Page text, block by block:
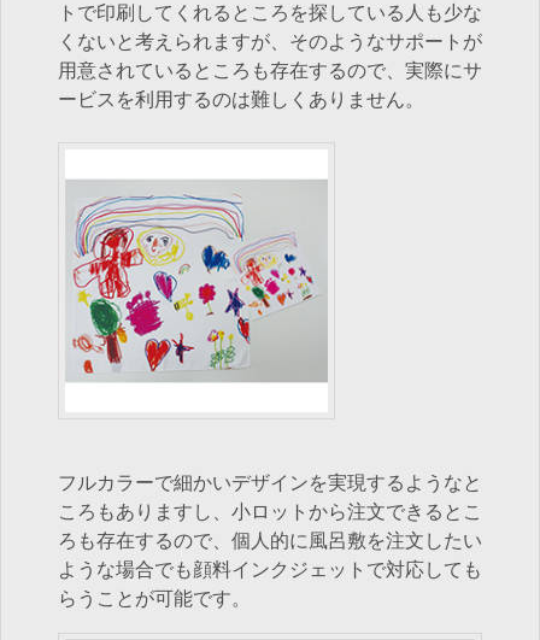
トで印刷してくれるところを探している人も少な
くないと考えられますが、そのようなサポートが
用意されているところも存在するので、実際にサ
ービスを利用するのは難しくありません。
フルカラーで細かいデザインを実現するようなと
ころもありますし、小ロットから注文できるとこ
ろも存在するので、個人的に風呂敷を注文したい
ような場合でも顔料インクジェットで対応しても
らうことが可能です。